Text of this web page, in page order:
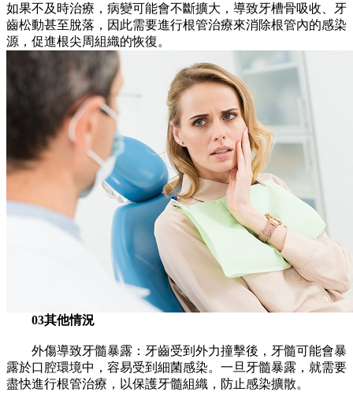
如果不及時治療，病變可能會不斷擴大，導致牙槽骨吸收、牙
齒松動甚至脫落，因此需要進行根管治療來消除根管內的感染
源，促進根尖周組織的恢復。
03其他情況
​外傷導致牙髓暴露：牙齒受到外力撞擊後，牙髓可能會暴
露於口腔環境中，容易受到細菌感染。一旦牙髓暴露，就需要
盡快進行根管治療，以保護牙髓組織，防止感染擴散。